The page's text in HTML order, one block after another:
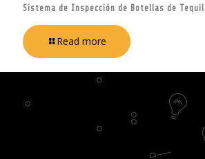
Sistema de Inspección de Botellas de
Read more